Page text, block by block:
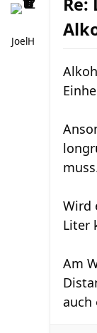
JoelH
Wird
Liter
Am
auch